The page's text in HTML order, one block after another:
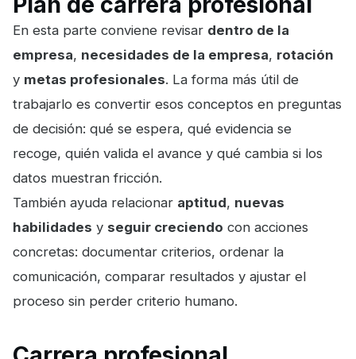
En esta parte conviene revisar dentro de la
empresa, necesidades de la empresa, rotación
y metas profesionales. La forma más útil de
trabajarlo es convertir esos conceptos en preguntas
de decisión: qué se espera, qué evidencia se
recoge, quién valida el avance y qué cambia si los
datos muestran fricción.
También ayuda relacionar aptitud, nuevas
habilidades y seguir creciendo con acciones
concretas: documentar criterios, ordenar la
comunicación, comparar resultados y ajustar el
proceso sin perder criterio humano.